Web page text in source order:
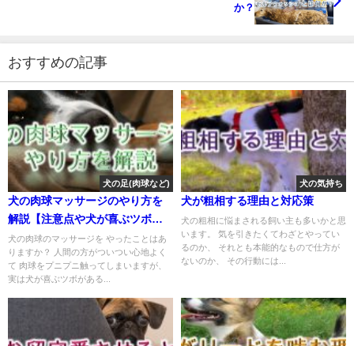
か？
おすすめの記事
犬の足(肉球など)
犬の肉球マッサージのやり方を
解説【注意点や犬が喜ぶツボも
紹介しています♪】
犬の肉球のマッサージを やったことはあ
りますか？ 人間の方がついつい心地よく
て 肉球をプニプニ触ってしまいますが、
実は犬が喜ぶツボがある...
犬の気持ち
犬が粗相する理由と対応策
犬の粗相に悩まされる飼い主も多いかと思
います。 気を引きたくてわざとやってい
るのか、 それとも本能的なもので仕方が
ないのか、 その行動には...